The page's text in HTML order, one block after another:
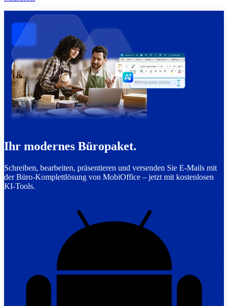
Ihr modernes Büropaket.
Schreiben, bearbeiten, präsentieren und versenden Sie E-Mails mit
der Büro-Komplettlösung von MobiOffice – jetzt mit kostenlosen
KI-Tools.